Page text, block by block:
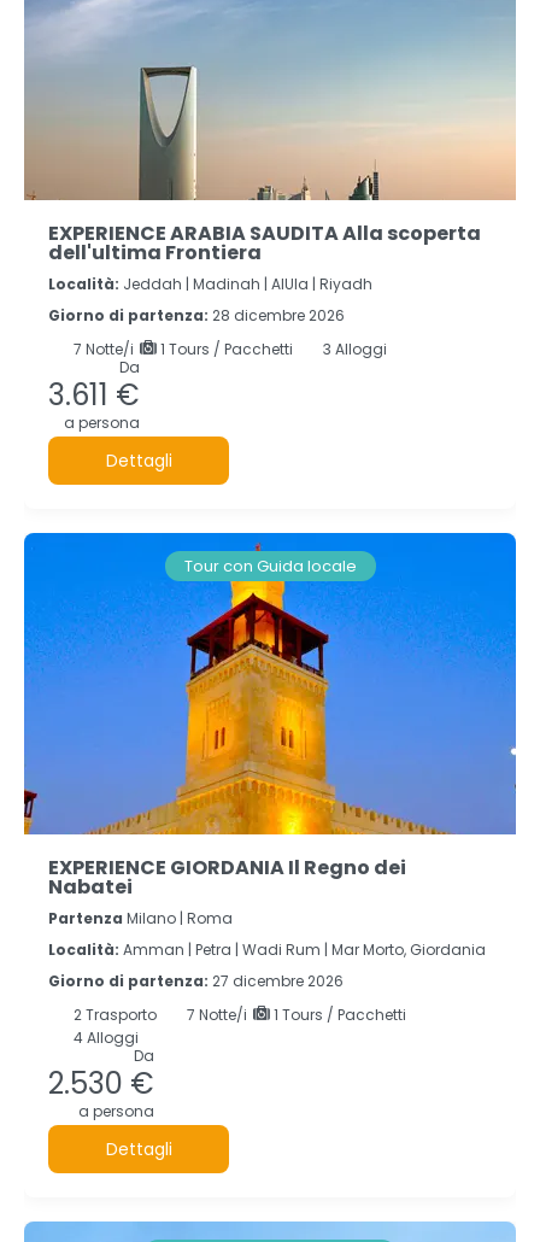
EXPERIENCE ARABIA SAUDITA Alla scoperta
dell'ultima Frontiera
Località: Jeddah | Madinah | AlUla | Riyadh
Giorno di partenza: 28 dicembre 2026
7 Notte/i 1 Tours / Pacchetti
3 Alloggi
Da
3.611 €
a persona
Dettagli
Tour con Guida locale
EXPERIENCE GIORDANIA Il Regno dei
Nabatei
Partenza Milano | Roma
Località: Amman | Petra | Wadi Rum | Mar Morto, Giordania
Giorno di partenza: 27 dicembre 2026
2Trasporto 7 Notte/i
1 Tours / Pacchetti
4 Alloggi
Da
2.530 €
a persona
Dettagli